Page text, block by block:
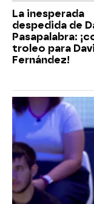
La inesperada
despedida de
Pasapalabra:
troleo para
Fernández!